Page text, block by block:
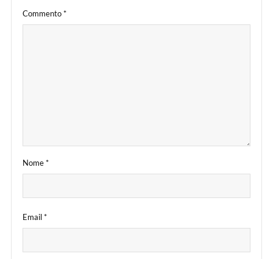
Commento*
Nome*
Email*